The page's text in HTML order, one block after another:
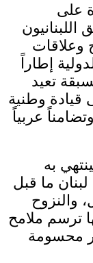
على
اللبنانيون
وعلاقات
إطاراً
تعيد
قيادة وطنية
عربياً
به
ما قبل
الهائل، والنزوح
ترسم ملامح
محسومة